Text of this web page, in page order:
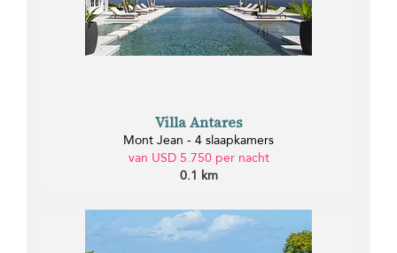
Villa Antares
Mont Jean - 4 slaapkamers
van USD 5.750 per nacht
0.1 km